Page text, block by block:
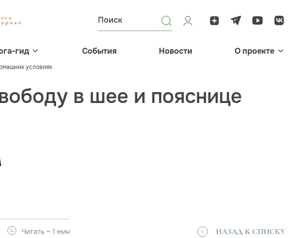
гид События Новости О проекте
условиях
в шее и пояснице
Читать ~ 1 мин НАЗАД К СПИСКУ